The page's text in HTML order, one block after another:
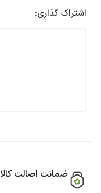
اشتراک گذاری:
ضمانت اصالت کالا